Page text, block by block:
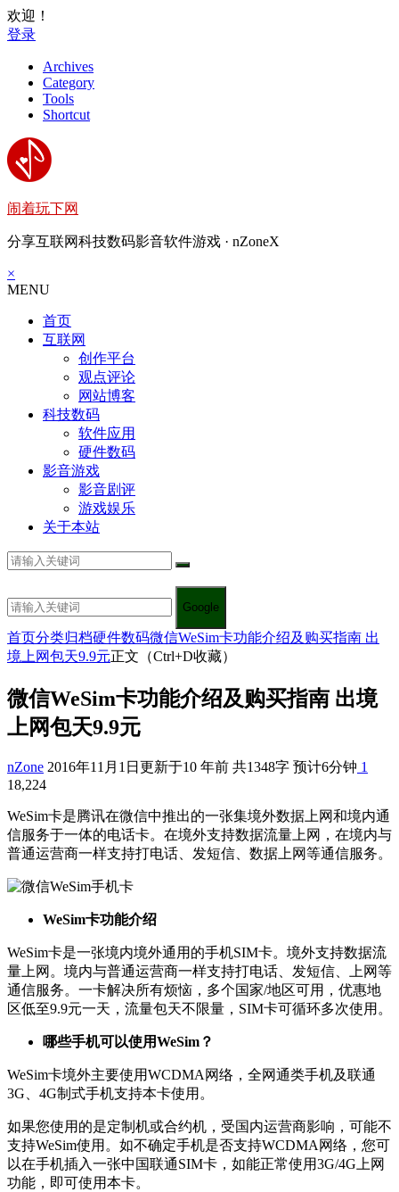
欢迎！
登录
Archives
Category
Tools
Shortcut
闹着玩下网
分享互联网科技数码影音软件游戏 · nZoneX
×
MENU
首页
互联网
创作平台
观点评论
网站博客
科技数码
软件应用
硬件数码
影音游戏
影音剧评
游戏娱乐
关于本站
Google
首页分类归档硬件数码微信WeSim卡功能介绍及购买指南 出
境上网包天9.9元正文（Ctrl+D收藏）
微信WeSim卡功能介绍及购买指南 出境
上网包天9.9元
nZone 2016年11月1日 更新于10 年前 共1348字 预计6分钟 1
18,224
WeSim卡是腾讯在微信中推出的一张集境外数据上网和境内通
信服务于一体的电话卡。在境外支持数据流量上网，在境内与
普通运营商一样支持打电话、发短信、数据上网等通信服务。
WeSim卡功能介绍
WeSim卡是一张境内境外通用的手机SIM卡。境外支持数据流
量上网。境内与普通运营商一样支持打电话、发短信、上网等
通信服务。一卡解决所有烦恼，多个国家/地区可用，优惠地
区低至9.9元一天，流量包天不限量，SIM卡可循环多次使用。
哪些手机可以使用WeSim？
WeSim卡境外主要使用WCDMA网络，全网通类手机及联通
3G、4G制式手机支持本卡使用。
如果您使用的是定制机或合约机，受国内运营商影响，可能不
支持WeSim使用。如不确定手机是否支持WCDMA网络，您可
以在手机插入一张中国联通SIM卡，如能正常使用3G/4G上网
功能，即可使用本卡。